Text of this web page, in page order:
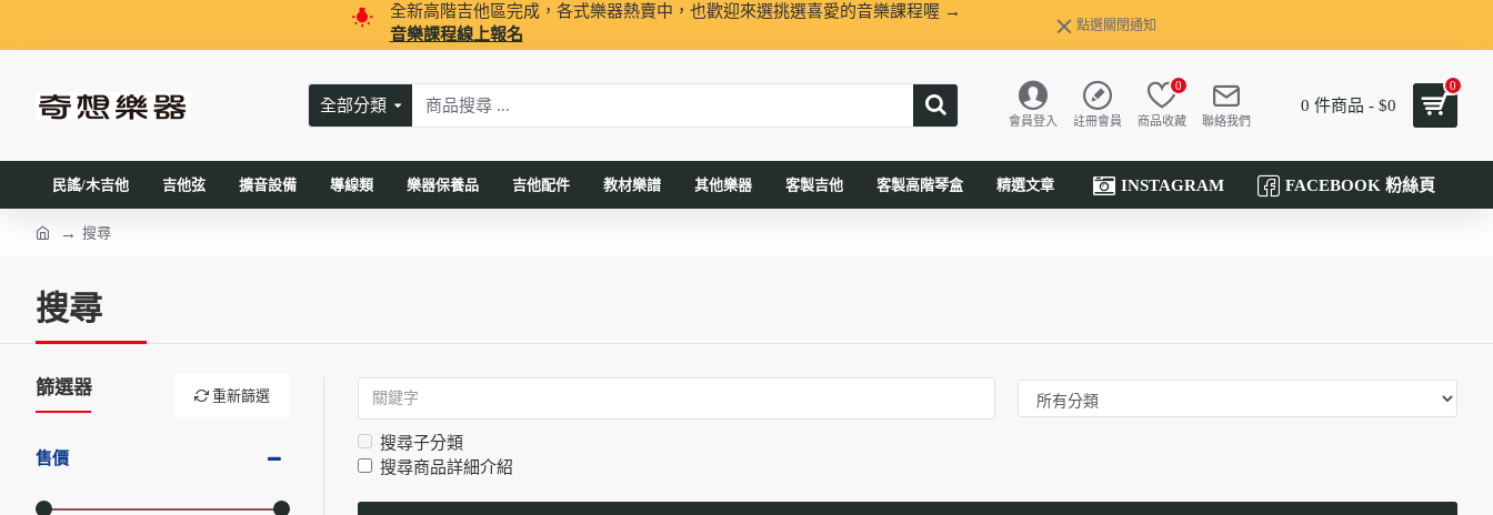
全新高階吉他區完成，各式樂器熱賣中，也歡迎來選挑選喜愛的音樂課程喔 →
音樂課程線上報名
點選關閉通知
全部分類
會員登入 註冊會員 商品收藏
0
聯絡我們
0 件商品 - $0
0
民謠/木吉他 吉他弦 擴音設備 導線類 樂器保養品 吉他配件 教材樂譜 其他樂器 客製吉他 客製高階琴盒 精選文章 INSTAGRAM FACEBOOK 粉絲頁
搜尋
搜尋
篩選器 重新篩選
售價
搜尋子分類
搜尋商品詳細介紹